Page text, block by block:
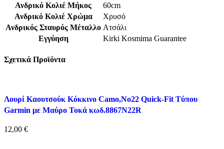
Ανδρικό Κολιέ Μήκος
60cm
Ανδρικό Κολιέ Χρώμα
Χρυσό
Ανδρικός Σταυρός Μέταλλο Ατσάλι
Εγγύηση
Kirki Kosmima Guarantee
Σχετικά Προϊόντα
Λουρί Καουτσούκ Κόκκινο Camo,No22 Quick-Fit Tύπου
Garmin με Μαύρο Τοκά κωδ.8867N22R
12,00 €